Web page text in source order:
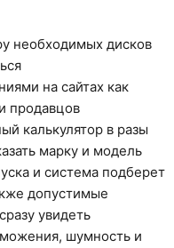
необходимых дисков
на сайтах как
продавцов
калькулятор в разы
марку и модель
и система подберет
допустимые
увидеть
шумность и